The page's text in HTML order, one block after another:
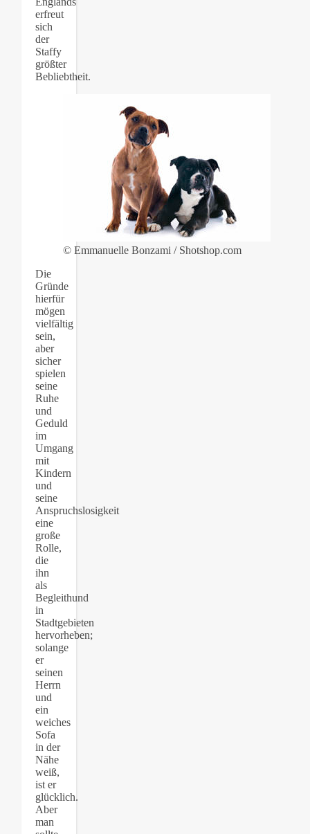
erfreut
sich
der
Staffy
größter
Bebliebtheit.
© Emmanuelle Bonzami / Shotshop.com
Die
Gründe
hierfür
mögen
vielfältig
sein,
aber
sicher
spielen
seine
Ruhe
und
Geduld
im
Umgang
mit
Kindern
und
seine
Anspruchslosigkeit
eine
große
Rolle,
die
ihn
als
Begleithund
in
Stadtgebieten
hervorheben;
solange
er
seinen
Herrn
und
ein
weiches
Sofa
in der
Nähe
weiß,
ist er
glücklich.
Aber
man